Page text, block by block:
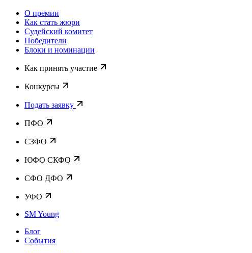
О премии
Как стать жюри
Судейский комитет
Победители
Блоки и номинации
Как принять участие
Конкурсы
Подать заявку
ПФО
СЗФО
ЮФО СКФО
CФО ДФО
УФО
SM Young
Блог
События